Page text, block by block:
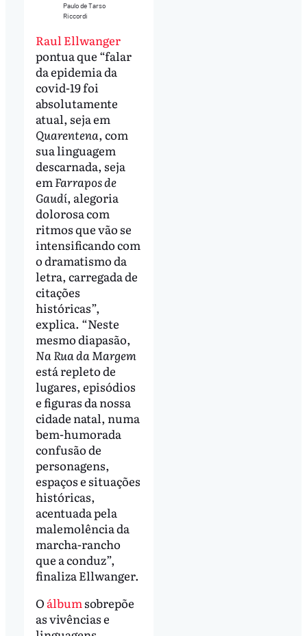
Paulo de Tarso
Riccordi
Raul Ellwanger
pontua que “falar
da epidemia da
covid-19 foi
absolutamente
atual, seja em
Quarentena, com
sua linguagem
descarnada, seja
emFarrapos de
Gaudí, alegoria
dolorosa com
ritmos que vão se
intensificando com
o dramatismo da
letra, carregada de
citações
históricas”,
explica. “Neste
mesmo diapasão,
Na Rua da Margem
está repleto de
lugares, episódios
e figuras da nossa
cidade natal, numa
bem-humorada
confusão de
personagens,
espaços e situações
históricas,
acentuada pela
malemolência da
marcha-rancho
que a conduz”,
finaliza Ellwanger.
O álbumsobrepõe
as vivências e